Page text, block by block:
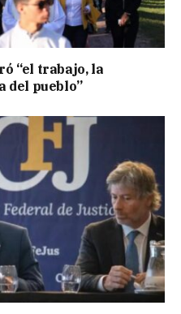
“el trabajo, la
del pueblo”